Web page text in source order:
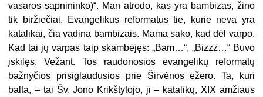
vasaros sapnininko)“. Man atrodo, kas yra bambizas, žino
tik biržiečiai. Evangelikus reformatus tie, kurie neva yra
katalikai, čia vadina bambizais. Mama sako, kad dėl varpo.
Kad tai jų varpas taip skambėjęs: „Bam…“, „Bizzz…“ Buvo
įskilęs. Vežant. Tos raudonosios evangelikų reformatų
bažnyčios prisiglaudusios prie Širvėnos ežero. Ta, kuri
balta, – tai Šv. Jono Krikštytojo, ji – katalikų, XIX amžiaus